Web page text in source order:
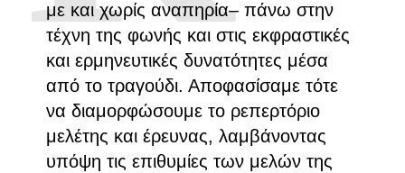
με και χωρίς αναπηρία– πάνω στην
τέχνη της φωνής και στις εκφραστικές
και ερμηνευτικές δυνατότητες μέσα
από το τραγούδι. Αποφασίσαμε τότε
να διαμορφώσουμε το ρεπερτόριο
μελέτης και έρευνας, λαμβάνοντας
υπόψη τις επιθυμίες των μελών της